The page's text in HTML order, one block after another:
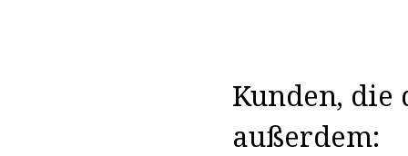
Kunden, die
außerdem: